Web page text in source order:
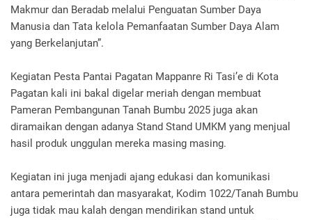
Makmur dan Beradab melalui Penguatan Sumber Daya
Manusia dan Tata kelola Pemanfaatan Sumber Daya Alam
yang Berkelanjutan”.
Kegiatan Pesta Pantai Pagatan Mappanre Ri Tasi’e di Kota
Pagatan kali ini bakal digelar meriah dengan membuat
Pameran Pembangunan Tanah Bumbu 2025 juga akan
diramaikan dengan adanya Stand Stand UMKM yang menjual
hasil produk unggulan mereka masing masing.
Kegiatan ini juga menjadi ajang edukasi dan komunikasi
antara pemerintah dan masyarakat, Kodim 1022/Tanah Bumbu
juga tidak mau kalah dengan mendirikan stand untuk